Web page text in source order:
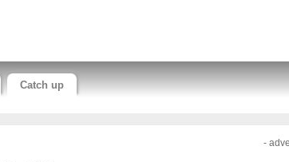
Catch up
-